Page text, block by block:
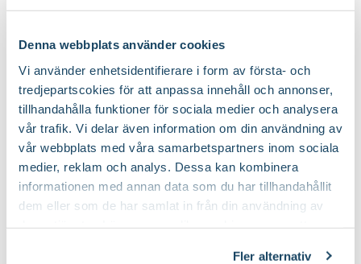
Denna webbplats använder cookies
Vi använder enhetsidentifierare i form av första- och
tredjepartscokies för att anpassa innehåll och annonser,
tillhandahålla funktioner för sociala medier och analysera
vår trafik. Vi delar även information om din användning av
vår webbplats med våra samarbetspartners inom sociala
medier, reklam och analys. Dessa kan kombinera
informationen med annan data som du har tillhandahållit
dem eller som de har samlat in från din användning av
Fler alternativ